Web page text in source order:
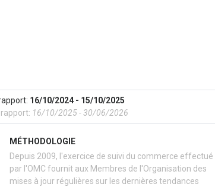
16/10/2024 - 15/10/2025
16/10/2025 - 30/06/2026
MÉTHODOLOGIE
Depuis 2009, l'exercice de suivi du commerce effectué
par l'OMC fournit aux Membres de l'Organisation des
mises à jour régulières sur les dernières tendances